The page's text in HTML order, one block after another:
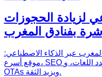
لزيادة الحجوزات
بفنادق المغرب
عبر الذكاء الاصطناعي:
موقع أسرع، SEO متعدد اللغات، وCRM ذكي يقلل الاعتماد على
OTAs ويزيد الثقة.